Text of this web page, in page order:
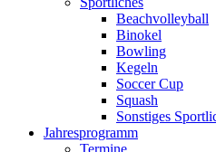
Beachvolleyball
Binokel
Bowling
Kegeln
Soccer Cup
Squash
Sonstiges
Jahresprogramm
Termine